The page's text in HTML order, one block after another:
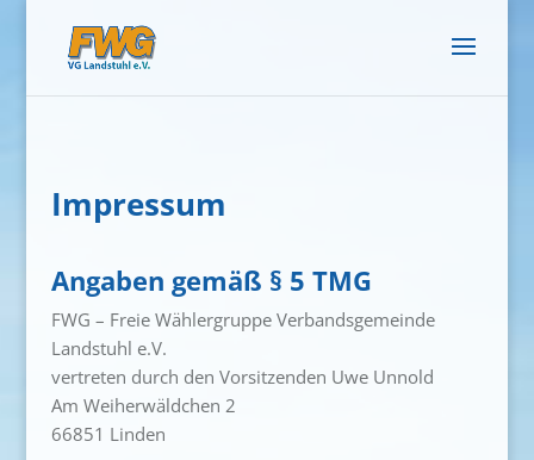
Impressum
Angaben gemäß § 5 TMG
FWG – Freie Wählergruppe Verbandsgemeinde
Landstuhl e.V.
vertreten durch den Vorsitzenden Uwe Unnold
Am Weiherwäldchen 2
66851 Linden